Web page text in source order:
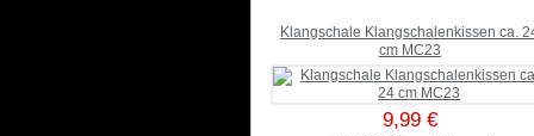
Klangschale Klangschalenkissen ca.
cm MC23
9,99 €